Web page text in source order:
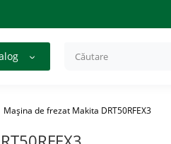
Maşina de frezat Makita DRT50RFEX3